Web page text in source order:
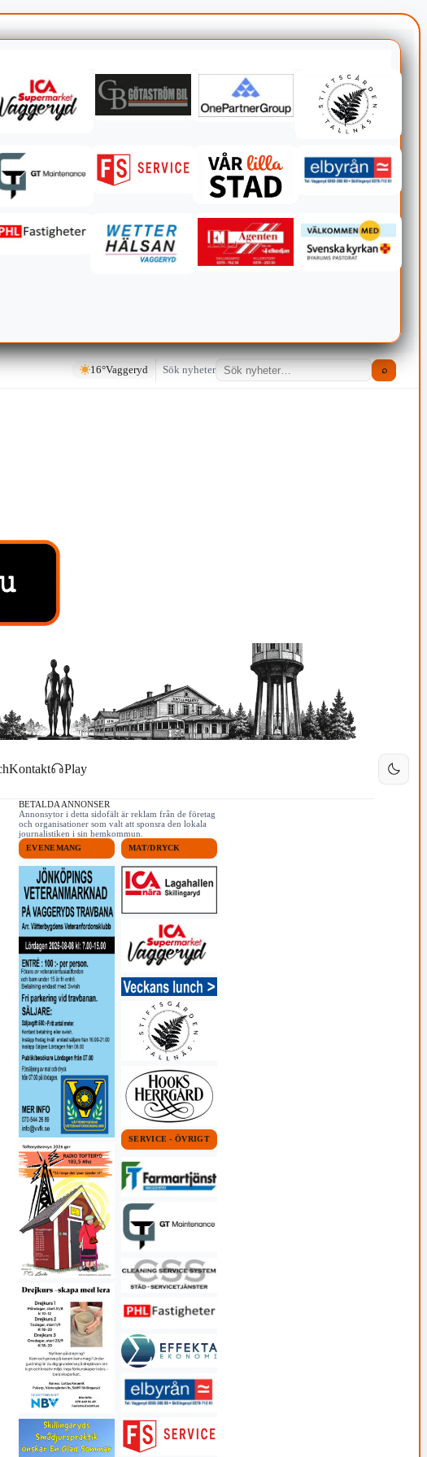
16°Vaggeryd Sök nyheter ⌕
Kontakt Play
BETALDA ANNONSER
Annonsytor i detta sidofält är reklam från de företag
och organisationer som valt att sponsra den lokala
journalistiken i sin hemkommun.
EVENEMANG MAT/DRYCK
SERVICE - ÖVRIGT